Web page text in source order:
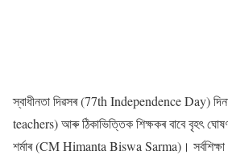
স্বাধীনতা দিৱসৰ (77th Independence Day)
teachers) আৰু ঠিকাভিত্তিক শিক্ষকৰ বাবে বৃহৎ
শৰ্মাৰ (CM Himanta Biswa Sarma)।